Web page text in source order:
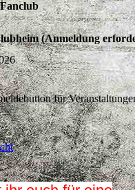
(Anmeldung
für